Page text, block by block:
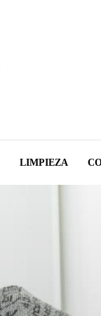
LIMPIEZA